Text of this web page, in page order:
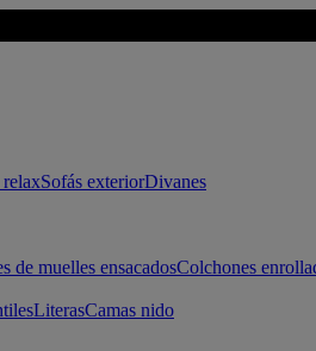
relaxSofás exteriorDivanes
de muelles ensacadosColchones
LiterasCamas nido